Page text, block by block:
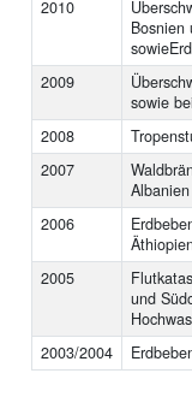
2010
Bosnien
2009
sowie
2008
2007
2006
2005
und
2003/2004